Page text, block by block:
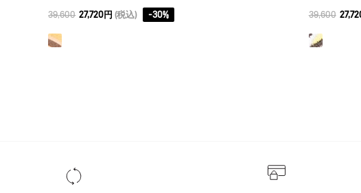
39,600 27,720円 (税込) -30% 39,600